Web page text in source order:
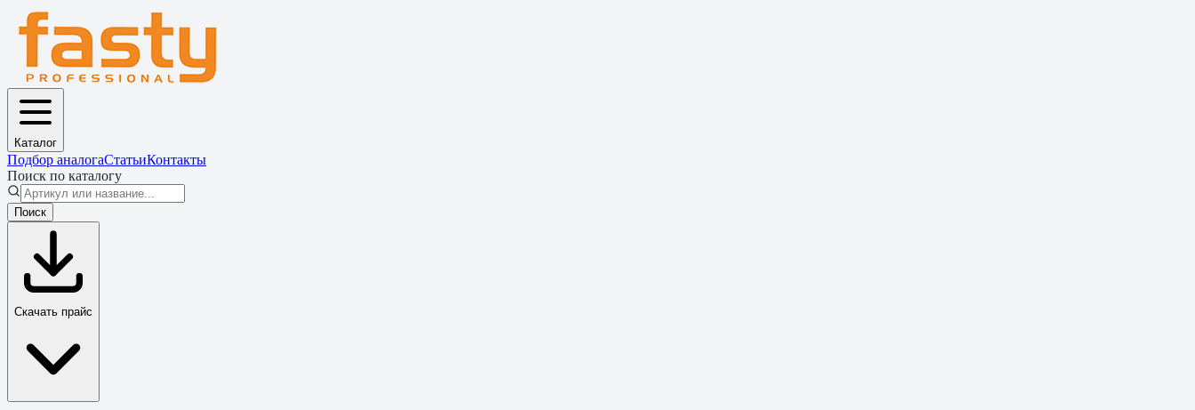
Каталог
Подбор аналогаСтатьиКонтакты
Поиск по каталогу
Поиск
Скачать прайс